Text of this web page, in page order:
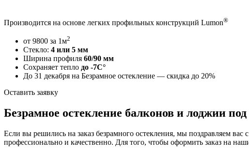
Производится на основе легких профильных конструкций Lumon®
от 9800 за 1м2
Стекло: 4 или 5 мм
Ширина профиля 60/90 мм
Сохраняет тепло до -7С°
До 31 декабря на Безрамное остекление — скидка до 20%
Оставить заявку
Безрамное остекление балконов и лоджии
Если вы решились на заказ безрамного остекления, мы поздравляем
профессионально и качественно. Для того, чтобы оформить заказ на